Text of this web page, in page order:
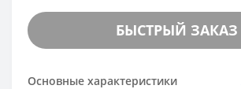
БЫСТРЫЙ ЗАКАЗ
Основные характеристики